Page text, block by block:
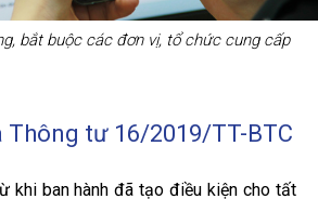
bắt buộc các đơn vị, tổ chức cung cấp
Thông tư 16/2019/TT-BTC
khi ban hành đã tạo điều kiện cho tất